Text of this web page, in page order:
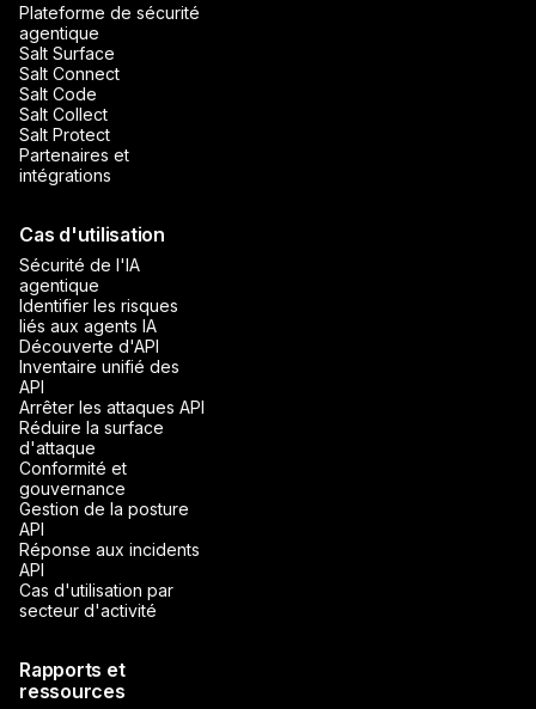
Plateforme de sécurité
agentique
Salt Surface
Salt Connect
Salt Code
Salt Collect
Salt Protect
Partenaires et
intégrations
Cas d'utilisation
Sécurité de l'IA
agentique
Identifier les risques
liés aux agents IA
Découverte d'API
Inventaire unifié des
API
Arrêter les attaques API
Réduire la surface
d'attaque
Conformité et
gouvernance
Gestion de la posture
API
Réponse aux incidents
API
Cas d'utilisation par
secteur d'activité
Rapports et
ressources